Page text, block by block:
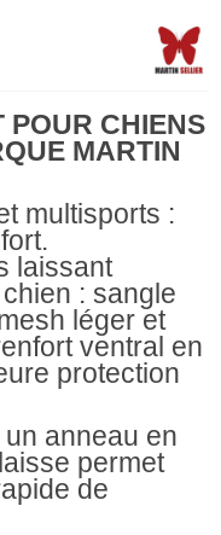
POUR CHIENS
MARTIN
multisports :
laissant
: sangle
léger et
ventral en
protection
anneau en
permet
de